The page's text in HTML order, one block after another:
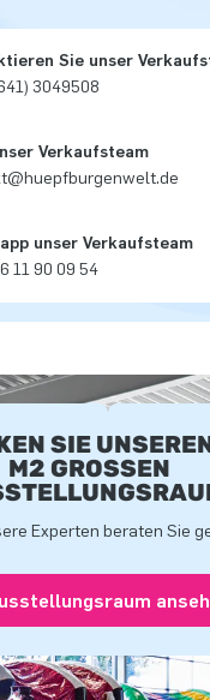
Sie unser
3049508
Verkaufsteam
unser Verkaufsteam
11 90 09 54
SIE
M2 GROSSEN A
Experten beraten Sie